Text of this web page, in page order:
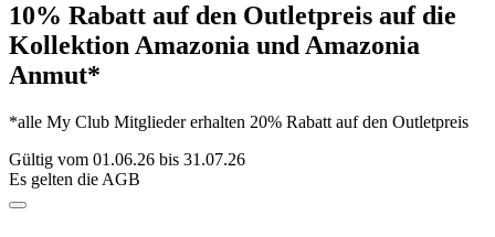
10% Rabatt auf den Outletpreis auf die
Kollektion Amazonia und Amazonia
Anmut*
*alle My Club Mitglieder erhalten 20% Rabatt auf den Outletpreis
Gültig vom 01.06.26 bis 31.07.26
Es gelten die AGB